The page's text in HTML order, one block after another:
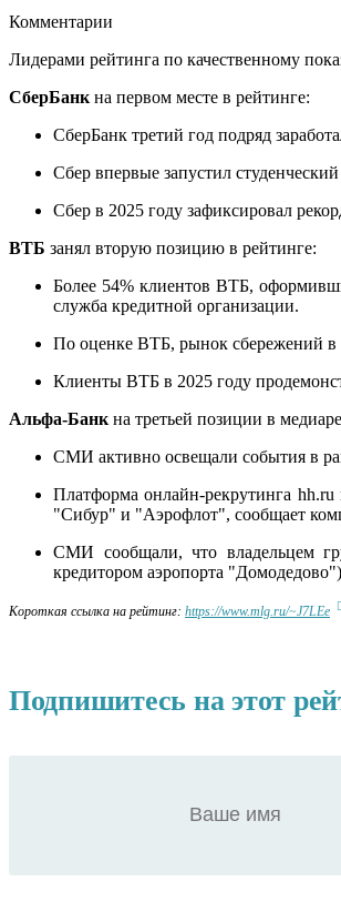
Комментарии
Лидерами рейтинга по качественному
СберБанк на первом месте в рейтинге:
СберБанк третий год подряд
Сбер впервые запустил
Сбер в 2025 году зафиксировал
ВТБ занял вторую позицию в рейтинге:
Более 54% клиентов ВТБ,
служба кредитной организации.
По оценке ВТБ, рынок сбережений в
Клиенты ВТБ в 2025 году
Альфа-Банк на третьей позиции в
СМИ активно освещали события в
Платформа онлайн-рекрутинга
"Сибур" и "Аэрофлот", сообщает
СМИ сообщали, что владельцем
кредитором аэропорта
Короткая ссылка на рейтинг: https://www.mlg.ru/~J7LEe
Подпишитесь на этот